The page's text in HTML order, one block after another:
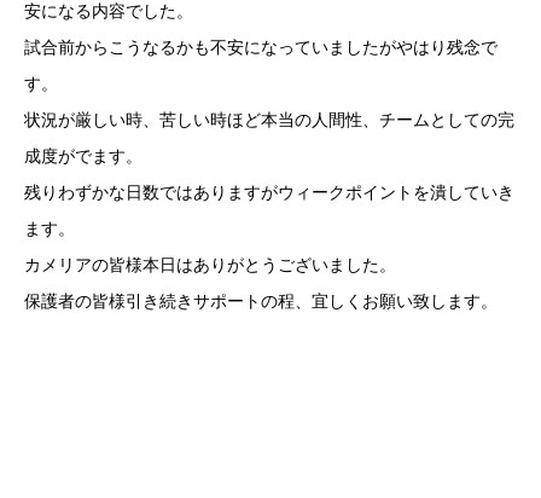
安になる内容でした。
試合前からこうなるかも不安になっていましたがやはり残念で
す。
状況が厳しい時、苦しい時ほど本当の人間性、チームとしての完
成度がでます。
残りわずかな日数ではありますがウィークポイントを潰していき
ます。
カメリアの皆様本日はありがとうございました。
保護者の皆様引き続きサポートの程、宜しくお願い致します。